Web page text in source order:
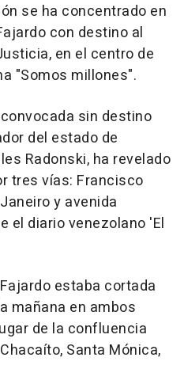
se ha concentrado en
con destino al
en el centro de
"Somos millones".
sin destino
del estado de
Radonski, ha revelado
tres vías: Francisco
y avenida
el diario venezolano 'El
estaba cortada
mañana en ambos
de la confluencia
Santa Mónica,